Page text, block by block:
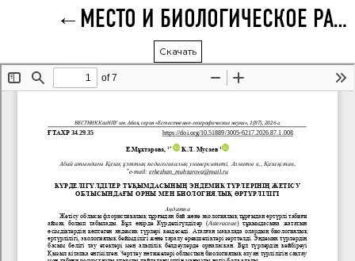
МЕСТО И БИОЛОГИЧЕСКОЕ РАЗНООБРАЗИЕ ЭНДЕМИЧНЫХ ВИДОВ СЕМЕЙСТВА АСТРОВЫЕ В ЖЕТЫСУСКОЙ ОБЛАСТИ
Скачать